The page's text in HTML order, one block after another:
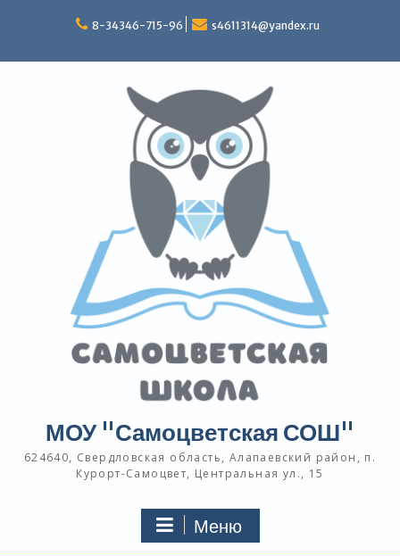
8-34346-715-96 s4611314@yandex.ru
МОУ "Самоцветская СОШ"
624640, Свердловская область, Алапаевский район, п.
Курорт-Самоцвет, Центральная ул., 15
Меню